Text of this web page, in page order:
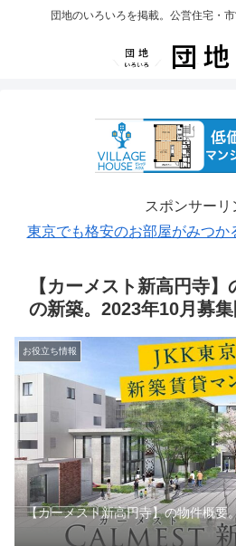
団地のいろいろを掲載。公営住宅・
スポンサーリ
東京でも格安のお部屋がみつか
【カーメスト新高円寺
の新築。2023年10月募
お役立ち情報
【カーメスト新高円寺】の物件概要